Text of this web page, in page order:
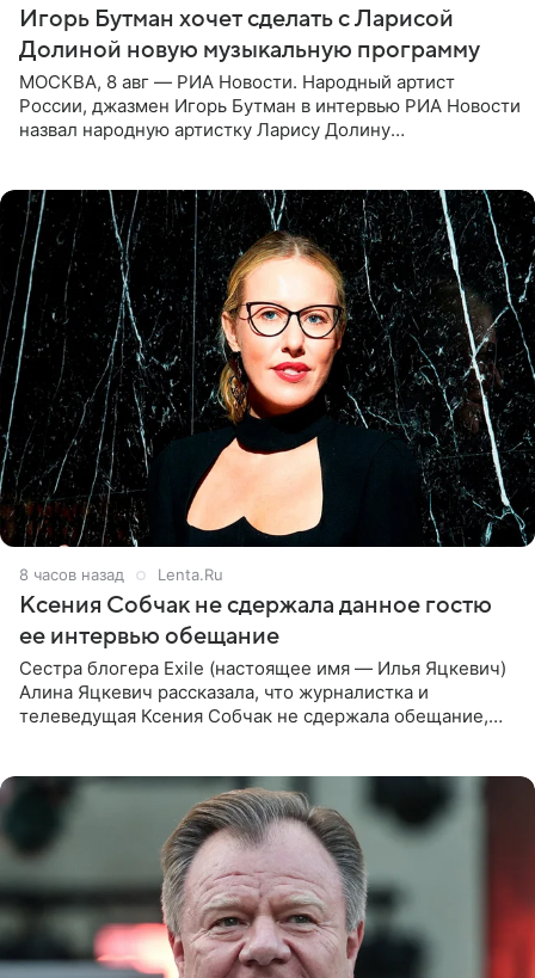
Игорь Бутман хочет сделать с Ларисой
Долиной новую музыкальную программу
МОСКВА, 8 авг — РИА Новости. Народный артист
России, джазмен Игорь Бутман в интервью РИА Новости
назвал народную артистку Ларису Долину
8 часов назад Lenta.Ru
Ксения Собчак не сдержала данное гостю
ее интервью обещание
Сестра блогера Exile (настоящее имя — Илья Яцкевич)
Алина Яцкевич рассказала, что журналистка и
телеведущая Ксения Собчак не сдержала обещание,